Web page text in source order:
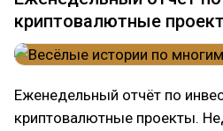
криптовалютные
Еженедельный отчёт по
криптовалютные проекты.